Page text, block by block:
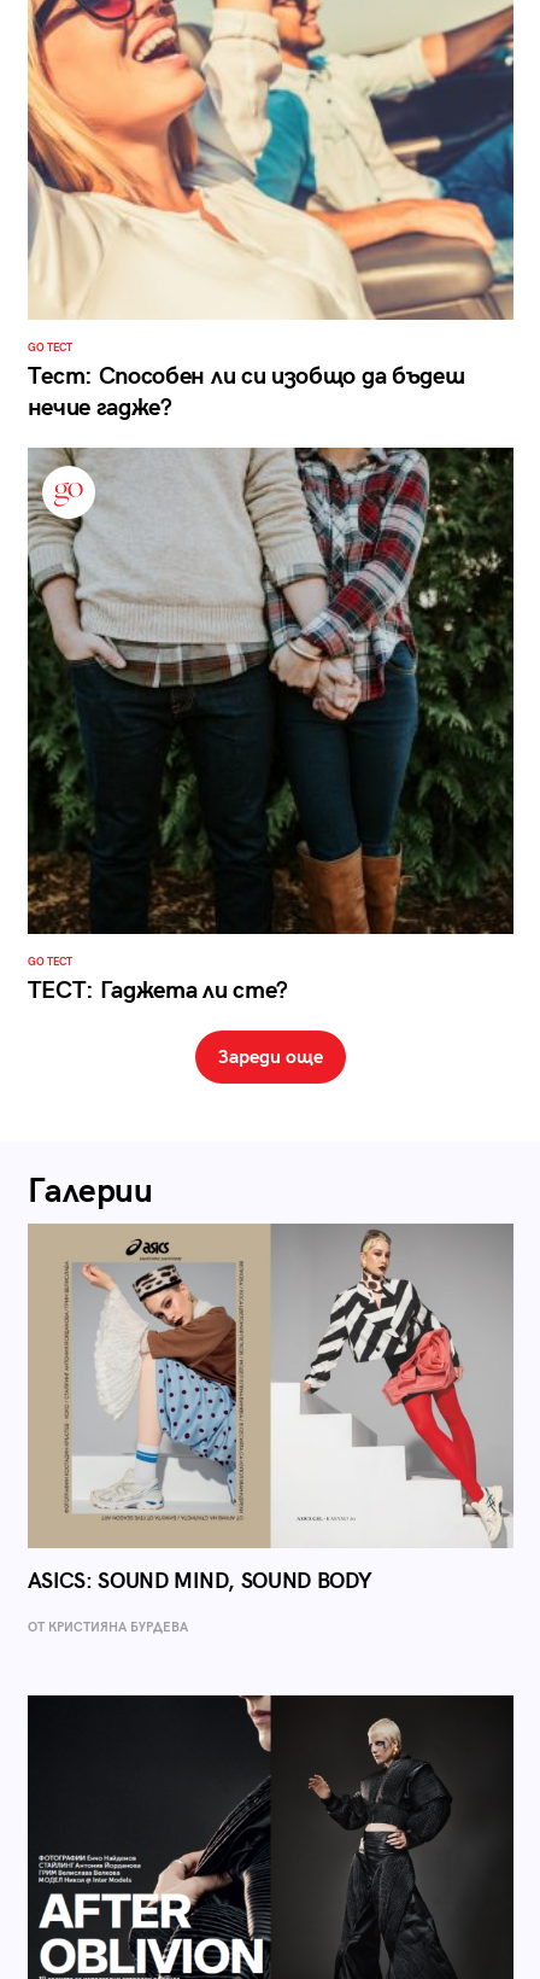
GO ТЕСТ
Тест: Способен ли си изобщо да бъдеш
нечие гадже?
GO ТЕСТ
ТЕСТ: Гаджета ли сте?
Зареди още
Галерии
ASICS: SOUND MIND, SOUND BODY
ОТ КРИСТИЯНА БУРДЕВА